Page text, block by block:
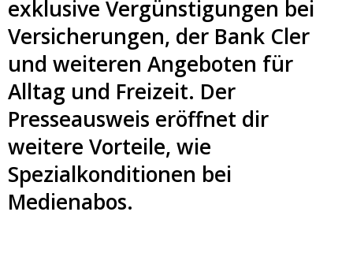
exklusive Vergünstigungen bei
Versicherungen, der Bank Cler
und weiteren Angeboten für
Alltag und Freizeit. Der
Presseausweis eröffnet dir
weitere Vorteile, wie
Spezialkonditionen bei
Medienabos.